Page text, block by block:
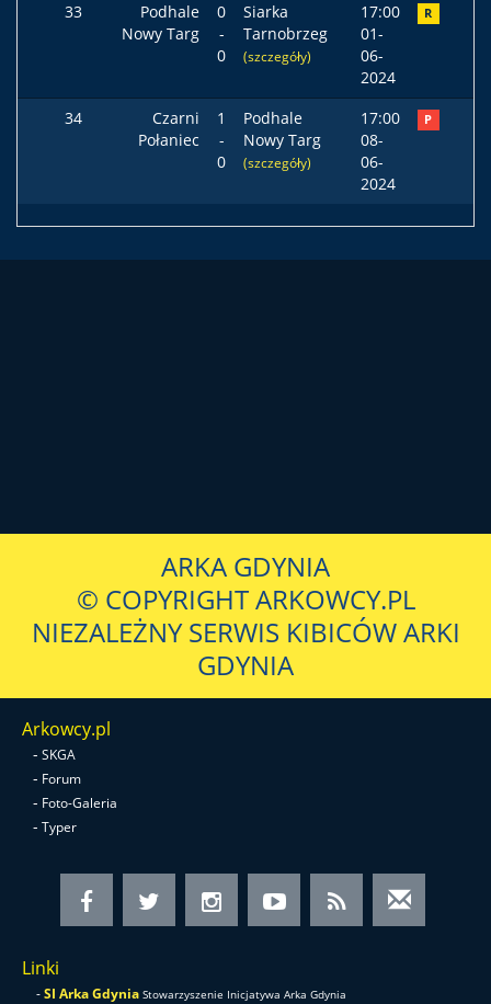
33
Podhale
Nowy Targ
0
-
0
Siarka
Tarnobrzeg
(szczegóły)
17:00
01-
06-
2024
R
34
Czarni
Połaniec
1
-
0
Podhale
Nowy Targ
(szczegóły)
17:00
08-
06-
2024
P
ARKA GDYNIA
© COPYRIGHT ARKOWCY.PL
NIEZALEŻNY SERWIS KIBICÓW ARKI
GDYNIA
Arkowcy.pl
- SKGA
- Forum
- Foto-Galeria
- Typer
Linki
-SI Arka Gdynia Stowarzyszenie Inicjatywa Arka Gdynia